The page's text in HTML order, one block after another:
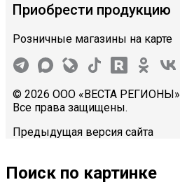
Приобрести продукцию
Розничные магазины на карте
© 2026 ООО «ВЕСТА РЕГИОНЫ»
Все права защищены.
Предыдущая версия сайта
Поиск по картинке